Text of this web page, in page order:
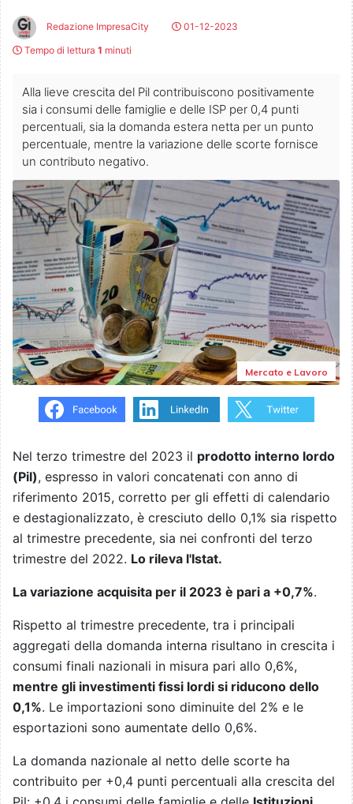
Redazione ImpresaCity
01-12-2023
Tempo di lettura 1 minuti
Alla lieve crescita del Pil contribuiscono positivamente
sia i consumi delle famiglie e delle ISP per 0,4 punti
percentuali, sia la domanda estera netta per un punto
percentuale, mentre la variazione delle scorte fornisce
un contributo negativo.
Mercato e Lavoro
Nel terzo trimestre del 2023 il prodotto interno lordo
(Pil), espresso in valori concatenati con anno di
riferimento 2015, corretto per gli effetti di calendario
e destagionalizzato, è cresciuto dello 0,1% sia rispetto
al trimestre precedente, sia nei confronti del terzo
trimestre del 2022. Lo rileva l'Istat.
La variazione acquisita per il 2023 è pari a +0,7%.
Rispetto al trimestre precedente, tra i principali
aggregati della domanda interna risultano in crescita i
consumi finali nazionali in misura pari allo 0,6%,
mentre gli investimenti fissi lordi si riducono dello
0,1%. Le importazioni sono diminuite del 2% e le
esportazioni sono aumentate dello 0,6%.
La domanda nazionale al netto delle scorte ha
contribuito per +0,4 punti percentuali alla crescita del